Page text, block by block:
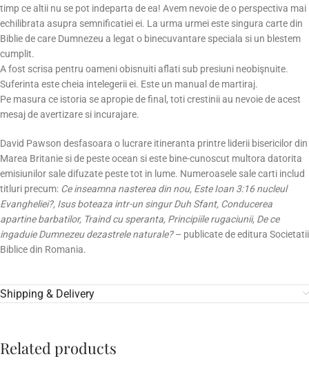
timp ce altii nu se pot indeparta de ea! Avem nevoie de o perspectiva mai
echilibrata asupra semnificatiei ei. La urma urmei este singura carte din
Biblie de care Dumnezeu a legat o binecuvantare speciala si un blestem
cumplit.
A fost scrisa pentru oameni obisnuiti aflati sub presiuni neobişnuite.
Suferinta este cheia intelegerii ei. Este un manual de martiraj.
Pe masura ce istoria se apropie de final, toti crestinii au nevoie de acest
mesaj de avertizare si incurajare.
David Pawson desfasoara o lucrare itineranta printre liderii bisericilor din
Marea Britanie si de peste ocean si este bine-cunoscut multora datorita
emisiunilor sale difuzate peste tot in lume. Numeroasele sale carti includ
titluri precum: Ce inseamna nasterea din nou, Este Ioan 3:16 nucleul
Evangheliei?, Isus boteaza intr-un singur Duh Sfant, Conducerea
apartine barbatilor, Traind cu speranta, Principiile rugaciunii, De ce
ingaduie Dumnezeu dezastrele naturale?– publicate de editura Societatii
Biblice din Romania.
Shipping & Delivery
Related products